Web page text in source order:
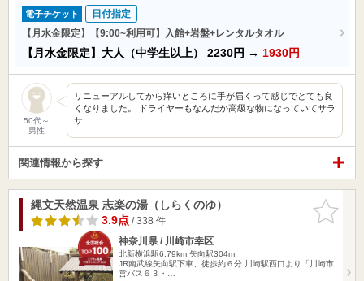
電子チケット
日付指定
【月水金限定】【9:00~利用可】入館+岩盤+レンタルタオル
【月水金限定】大人（中学生以上） 2230円 → 1930円
50代～
男性
リニューアルしてから痒いところに手が届くって感じでとても良
くなりました。 ドライヤーもなんだか高級な物になっていてサラ
サ…
関連情報から探す
お気に入
りに追加
縄文天然温泉 志楽の湯（しらくのゆ）
3.9点/ 338 件
神奈川県 / 川崎市幸区
北新横浜駅6.79km 矢向駅304m
JR南武線矢向駅下車、徒歩約６分 川崎駅西口より「川崎市
営バス６３・…